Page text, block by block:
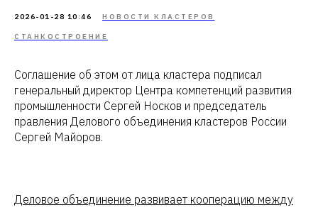
2026-01-28 10:46 НОВОСТИ КЛАСТЕРОВ
СТАНКОСТРОЕНИЕ
Соглашение об этом от лица кластера подписал
генеральный директор Центра компетенций развития
промышленности Сергей Носков и председатель
правления Делового объединения кластеров России
Сергей Майоров.
Деловое объединение развивает кооперацию между